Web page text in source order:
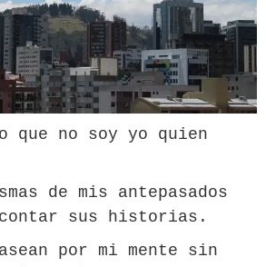
que no soy yo quien
de mis antepasados
sus historias.
por mi mente sin